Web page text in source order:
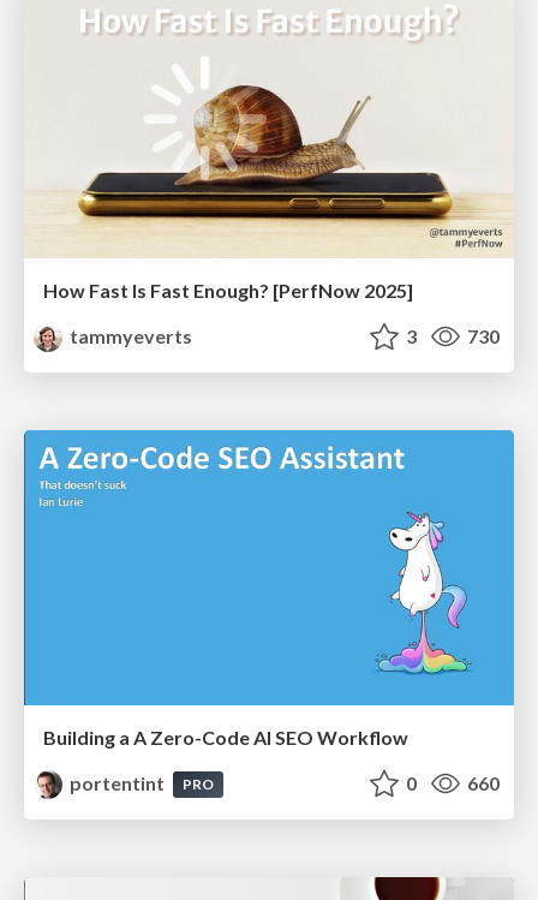
How Fast Is Fast Enough? [PerfNow 2025]
tammyeverts
3 730
Building a A Zero-Code AI SEO Workflow
portentint
PRO 0 660